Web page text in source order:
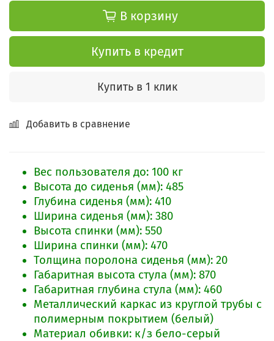
В корзину
Купить в кредит
Купить в 1 клик
Добавить в сравнение
Вес пользователя до: 100 кг
Высота до сиденья (мм): 485
Глубина сиденья (мм): 410
Ширина сиденья (мм): 380
Высота спинки (мм): 550
Ширина спинки (мм): 470
Толщина поролона сиденья (мм): 20
Габаритная высота стула (мм): 870
Габаритная глубина стула (мм): 460
Металлический каркас из круглой трубы с
полимерным покрытием (белый)
Материал обивки: к/з бело-серый